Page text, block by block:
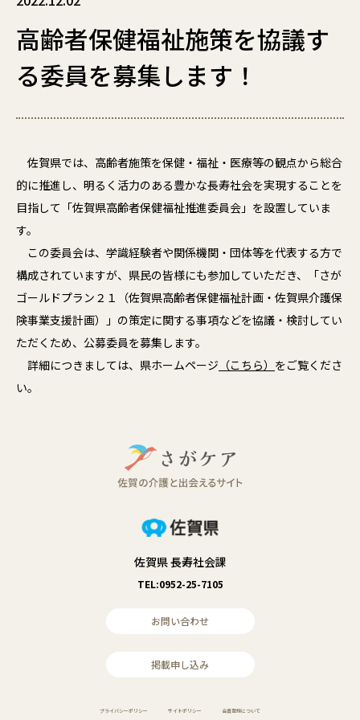
高齢者保健福祉施策を協議す
る委員を募集します！
佐賀県では、高齢者施策を保健・福祉・医療等の観点から総合
的に推進し、明るく活力のある豊かな長寿社会を実現することを
目指して「佐賀県高齢者保健福祉推進委員会」を設置していま
す。
この委員会は、学識経験者や関係機関・団体等を代表する方で
構成されていますが、県民の皆様にも参加していただき、「さが
ゴールドプラン２１（佐賀県高齢者保健福祉計画・佐賀県介護保
険事業支援計画）」の策定に関する事項などを協議・検討してい
ただくため、公募委員を募集します。
詳細につきましては、県ホームページ （こちら） をご覧くださ
い。
佐賀県 長寿社会課
TEL:0952-25-7105
お問い合わせ
掲載申し込み
プライバシーポリシー サイトポリシー 会員登録について